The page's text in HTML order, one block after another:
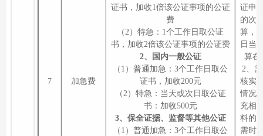
7 加急费
证书，加收1倍该公证事项的公证
费
（2）特急：1个工作日取公证
书，加收2倍该公证事项的公证费
2、国内一般公证
（1）普通加急：3个工作日取公
证书，加收200元
（2）特急：当天或次日取公证
书：加收500元
3、保全证据、监督等其他公证
（1）普通加急：3个工作日取公
证申
的次
算，
日当
算在
2、
核实
情况
充相
料的
需时